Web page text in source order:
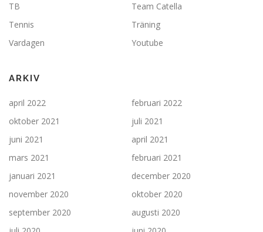
TB
Team Catella
Tennis
Träning
Vardagen
Youtube
ARKIV
april 2022
februari 2022
oktober 2021
juli 2021
juni 2021
april 2021
mars 2021
februari 2021
januari 2021
december 2020
november 2020
oktober 2020
september 2020
augusti 2020